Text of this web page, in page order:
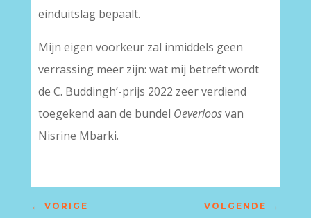
einduitslag bepaalt.
Mijn eigen voorkeur zal inmiddels geen
verrassing meer zijn: wat mij betreft wordt
de C. Buddingh’-prijs 2022 zeer verdiend
toegekend aan de bundel Oeverloosvan
Nisrine Mbarki.
← VORIGE VOLGENDE →